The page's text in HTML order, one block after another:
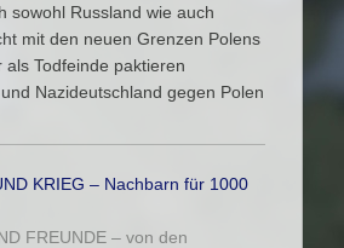
sowohl Russland wie auch
mit den neuen Grenzen Polens
als Todfeinde paktieren
Nazideutschland gegen Polen
KRIEG – Nachbarn für 1000
FREUNDE – von den